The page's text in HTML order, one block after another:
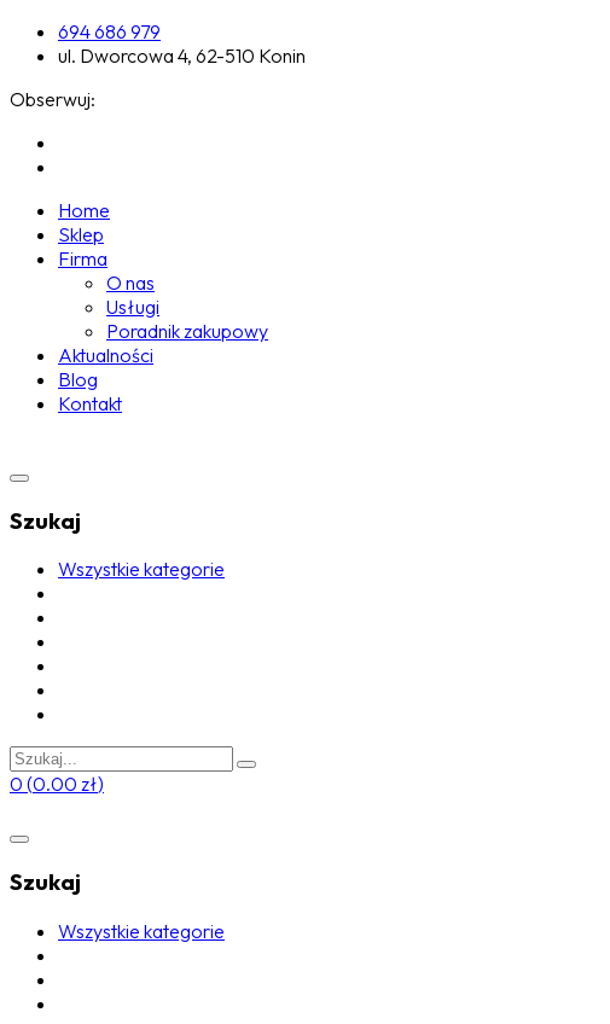
694 686 979
ul. Dworcowa 4, 62-510 Konin
Obserwuj:
Home
Sklep
Firma
O nas
Usługi
Poradnik zakupowy
Aktualności
Blog
Kontakt
Szukaj
Wszystkie kategorie
0 (0.00 zł)
Szukaj
Wszystkie kategorie